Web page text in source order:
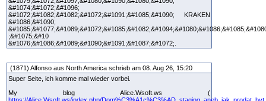
&#1074;&#1072;&#1096;
&#1072;&#1082;&#1082;&#1072;&#1091;&#1085;&#1090; KRAKEN
&#1086;&#1090;
;&#1075;&#10
&#1076;&#1086;&#1089;&#1090;&#1091;&#1087;&#1072;.
(1871) Alfonso aus North America schrieb am 08. Aug 26, 15:20
Super Seite, ich komme mal wieder vorbei.
My blog Alice.Wsoft.ws (